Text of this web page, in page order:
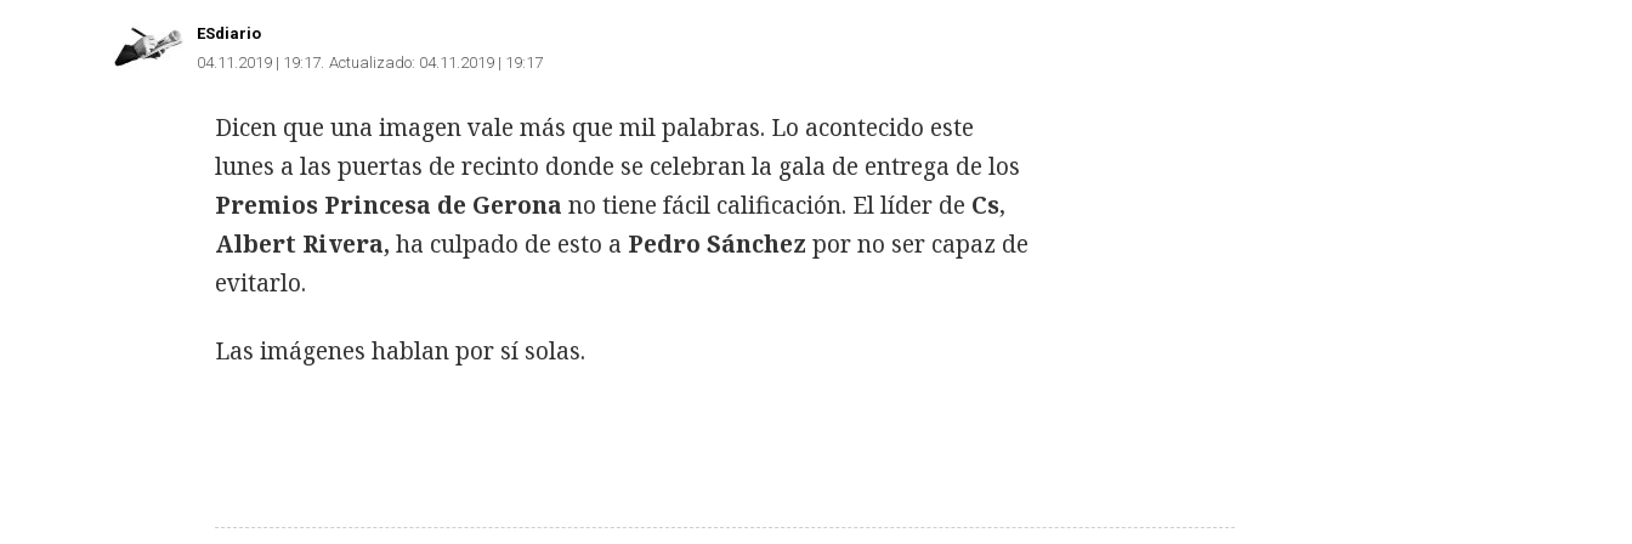
ESdiario
04.11.2019 | 19:17 Actualizado: 04.11.2019 | 19:17
Dicen que una imagen vale más que mil palabras. Lo acontecido este
lunes a las puertas de recinto donde se celebran la gala de entrega de los
Premios Princesa de Gerona no tiene fácil calificación. El líder de Cs,
Albert Rivera, ha culpado de esto a Pedro Sánchez por no ser capaz de
evitarlo.
Las imágenes hablan por sí solas.